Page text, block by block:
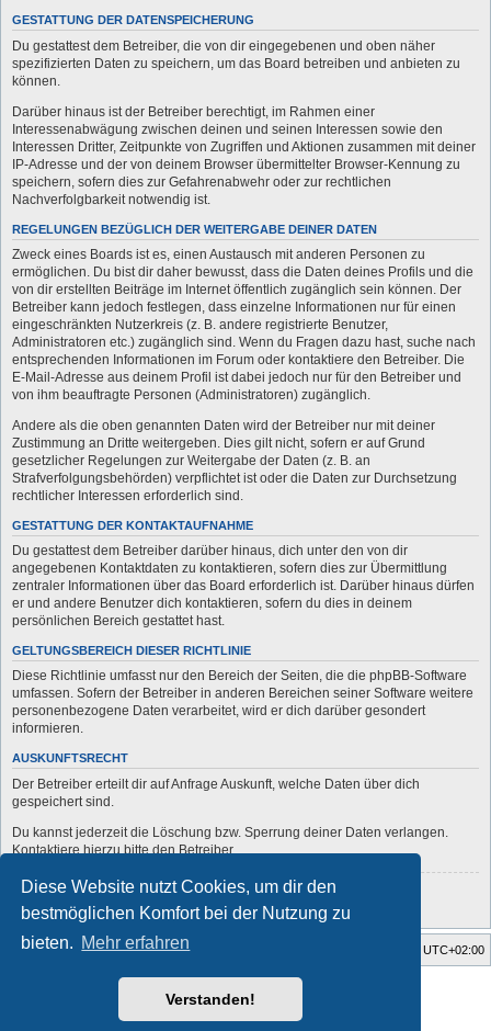
Diese Website nutzt Cookies, um dir den
bestmöglichen Komfort bei der Nutzung zu
bieten. Mehr erfahren
Verstanden!
GESTATTUNG DER DATENSPEICHERUNG
Du gestattest dem Betreiber, die von dir eingegebenen und oben näher
spezifizierten Daten zu speichern, um das Board betreiben und anbieten zu
können.
Darüber hinaus ist der Betreiber berechtigt, im Rahmen einer
Interessenabwägung zwischen deinen und seinen Interessen sowie den
Interessen Dritter, Zeitpunkte von Zugriffen und Aktionen zusammen mit deiner
IP-Adresse und der von deinem Browser übermittelter Browser-Kennung zu
speichern, sofern dies zur Gefahrenabwehr oder zur rechtlichen
Nachverfolgbarkeit notwendig ist.
REGELUNGEN BEZÜGLICH DER WEITERGABE DEINER DATEN
Zweck eines Boards ist es, einen Austausch mit anderen Personen zu
ermöglichen. Du bist dir daher bewusst, dass die Daten deines Profils und die
von dir erstellten Beiträge im Internet öffentlich zugänglich sein können. Der
Betreiber kann jedoch festlegen, dass einzelne Informationen nur für einen
eingeschränkten Nutzerkreis (z. B. andere registrierte Benutzer,
Administratoren etc.) zugänglich sind. Wenn du Fragen dazu hast, suche nach
entsprechenden Informationen im Forum oder kontaktiere den Betreiber. Die
E-Mail-Adresse aus deinem Profil ist dabei jedoch nur für den Betreiber und
von ihm beauftragte Personen (Administratoren) zugänglich.
Andere als die oben genannten Daten wird der Betreiber nur mit deiner
Zustimmung an Dritte weitergeben. Dies gilt nicht, sofern er auf Grund
gesetzlicher Regelungen zur Weitergabe der Daten (z. B. an
Strafverfolgungsbehörden) verpflichtet ist oder die Daten zur Durchsetzung
rechtlicher Interessen erforderlich sind.
GESTATTUNG DER KONTAKTAUFNAHME
Du gestattest dem Betreiber darüber hinaus, dich unter den von dir
angegebenen Kontaktdaten zu kontaktieren, sofern dies zur Übermittlung
zentraler Informationen über das Board erforderlich ist. Darüber hinaus dürfen
er und andere Benutzer dich kontaktieren, sofern du dies in deinem
persönlichen Bereich gestattet hast.
GELTUNGSBEREICH DIESER RICHTLINIE
Diese Richtlinie umfasst nur den Bereich der Seiten, die die phpBB-Software
umfassen. Sofern der Betreiber in anderen Bereichen seiner Software weitere
personenbezogene Daten verarbeitet, wird er dich darüber gesondert
informieren.
AUSKUNFTSRECHT
Der Betreiber erteilt dir auf Anfrage Auskunft, welche Daten über dich
gespeichert sind.
Du kannst jederzeit die Löschung bzw. Sperrung deiner Daten verlangen.
Kontaktiere hierzu bitte den Betreiber.
Zurück zur vorherigen Seite
Startseite Foren-Übersicht UTC+02:00
forum
Powered byphpBB® Forum Software © phpBB Limited
phpBB.de